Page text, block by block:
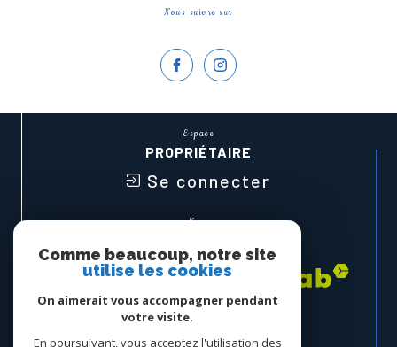
Nous suivre sur
Espace
PROPRIÉTAIRE
Se connecter
Nous
Comme beaucoup, notre site
utilise les cookies
On aimerait vous accompagner pendant
votre visite.
En poursuivant, vous acceptez l'utilisation des